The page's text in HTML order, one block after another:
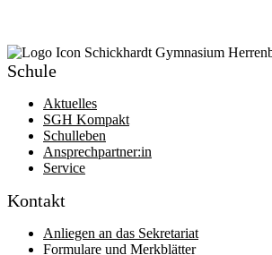
Schule
Aktuelles
SGH Kompakt
Schulleben
Ansprechpartner:in
Service
Kontakt
Anliegen an das Sekretariat
Formulare und Merkblätter